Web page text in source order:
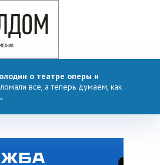
о театре оперы и
все, а теперь думаем, как